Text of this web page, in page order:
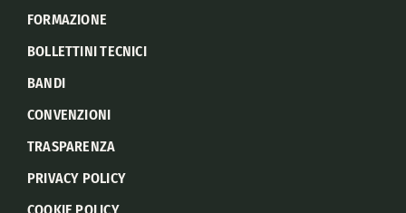
FORMAZIONE
BOLLETTINI TECNICI
BANDI
CONVENZIONI
TRASPARENZA
PRIVACY POLICY